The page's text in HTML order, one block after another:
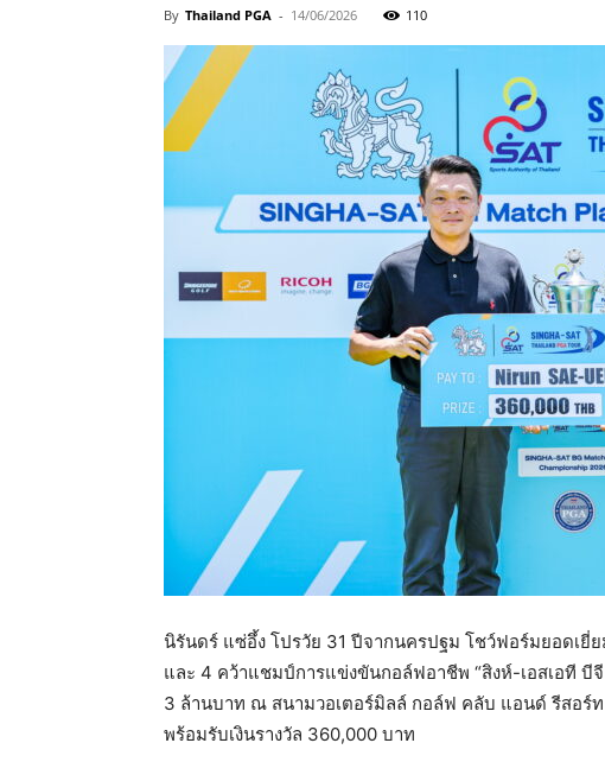
แห่ง
ประเทศไทย
By Thailand PGA - 14/06/2026 110
นิรันดร์ แซ่อึ้ง โปรวัย 31 ปีจากนครปฐม โชว์ฟอร์มยอดเยี่
และ 4 คว้าแชมป์การแข่งขันกอล์ฟอาชีพ “สิงห์-เอสเอที บี
3 ล้านบาท ณ สนามวอเตอร์มิลล์ กอล์ฟ คลับ แอนด์ รีสอร์
พร้อมรับเงินรางวัล 360,000 บาท